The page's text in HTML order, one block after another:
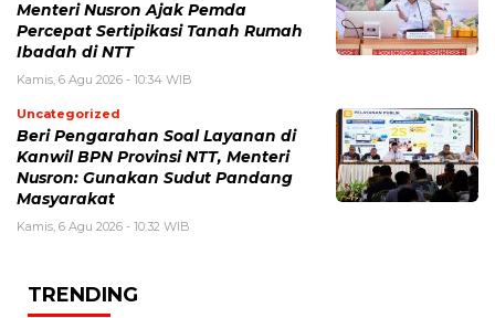
Menteri Nusron Ajak Pemda
Percepat Sertipikasi Tanah Rumah
Ibadah di NTT
Kamis, 6 Agu 2026 - 10:34 WIB
Uncategorized
Beri Pengarahan Soal Layanan di
Kanwil BPN Provinsi NTT, Menteri
Nusron: Gunakan Sudut Pandang
Masyarakat
Kamis, 6 Agu 2026 - 10:32 WIB
TRENDING